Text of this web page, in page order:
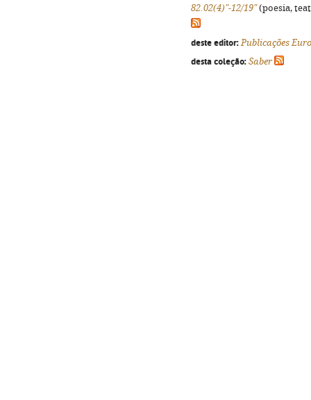
82.02(4)"-12/19"(poesia,
deste editor: Publicações
desta coleção: Saber